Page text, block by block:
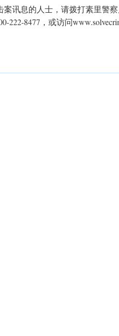
讯息的人士，请拨打素里警
222-8477，或访问